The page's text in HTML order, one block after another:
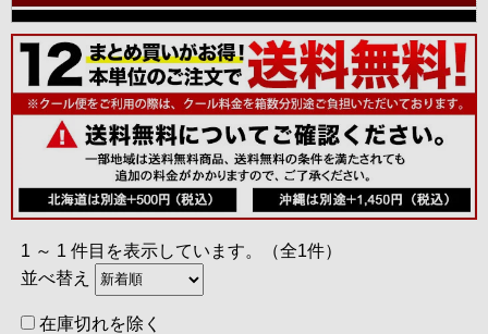
1 ～ 1 件目を表示しています。（全1件）
並べ替え
在庫切れを除く